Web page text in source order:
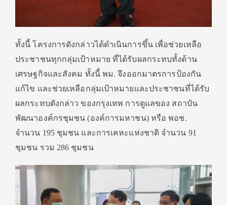
ทั้งนี้ โครงการดังกล่าวได้ดำเนินการขึ้น เพื่อช่วยเหลือ
ประชาชนทุกกลุ่มเป้าหมาย ที่ได้รับผลกระทบทั้งด้าน
เศรษฐกิจและสังคม ทั้งนี้ พม. จึงออกมาตรการป้องกัน
แก้ไข และช่วยเหลือกลุ่มเป้าหมายและประชาชนที่ได้รับ
ผลกระทบดังกล่าว ของกรุงเทพ การดูแลของ สถาบัน
พัฒนาองค์กรชุมชน (องค์การมหาชน) หรือ พอช.
จำนวน 195 ชุมชน และการเคหะแห่งชาติ จำนวน 91
ชุมชน รวม 286 ชุมชน